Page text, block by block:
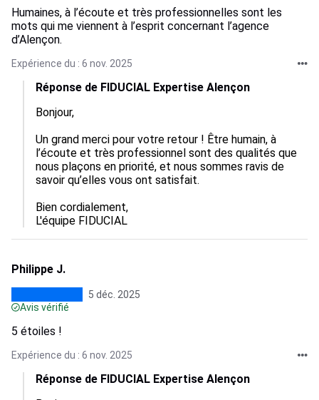
Humaines, à l’écoute et très professionnelles sont les
mots qui me viennent à l’esprit concernant l’agence
d’Alençon.
Expérience du : 6 nov. 2025
Réponse de FIDUCIAL Expertise Alençon
Bonjour,
Un grand merci pour votre retour ! Être humain, à
l’écoute et très professionnel sont des qualités que
nous plaçons en priorité, et nous sommes ravis de
savoir qu’elles vous ont satisfait.
Bien cordialement,
L'équipe FIDUCIAL
Philippe J.
5 déc. 2025
Avis vérifié
5 étoiles !
Expérience du : 6 nov. 2025
Réponse de FIDUCIAL Expertise Alençon